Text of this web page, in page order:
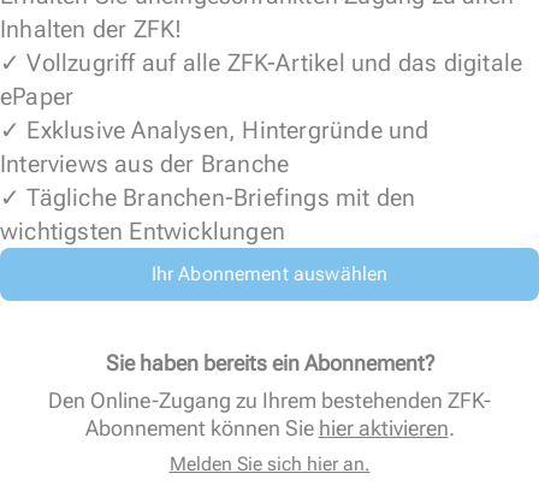
Inhalten der ZFK!
✓ Vollzugriff auf alle ZFK-Artikel und das digitale
ePaper
✓ Exklusive Analysen, Hintergründe und
Interviews aus der Branche
✓ Tägliche Branchen-Briefings mit den
wichtigsten Entwicklungen
Ihr Abonnement auswählen
Sie haben bereits ein Abonnement?
Den Online-Zugang zu Ihrem bestehenden ZFK-
Abonnement können Sie hier aktivieren.
Melden Sie sich hier an.